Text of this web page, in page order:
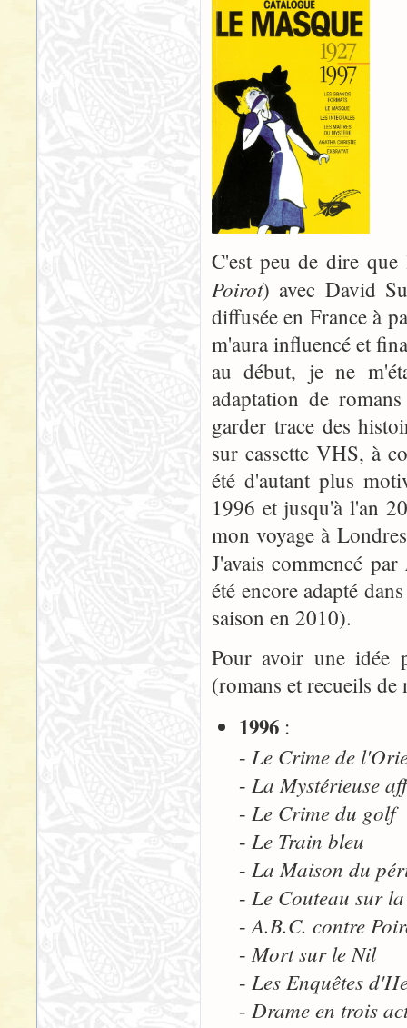
C'est peu de dire
Poirot) avec David
diffusée en France à
m'aura influencé et
au début, je ne
adaptation de
garder trace des
sur cassette VHS, à
été d'autant plus
1996 et jusqu'à l'an
mon voyage à
J'avais commencé par
été encore adapté
saison en 2010).
Pour avoir une idée
(romans et recueils de
1996 :
- Le Crime de
- La Mystérieuse
- Le Crime du golf
- Le Train bleu
- La Maison du
- Le Couteau sur
-A.B.C. contre
-Mort sur le Nil
- Les Enquêtes
- Drame en trois